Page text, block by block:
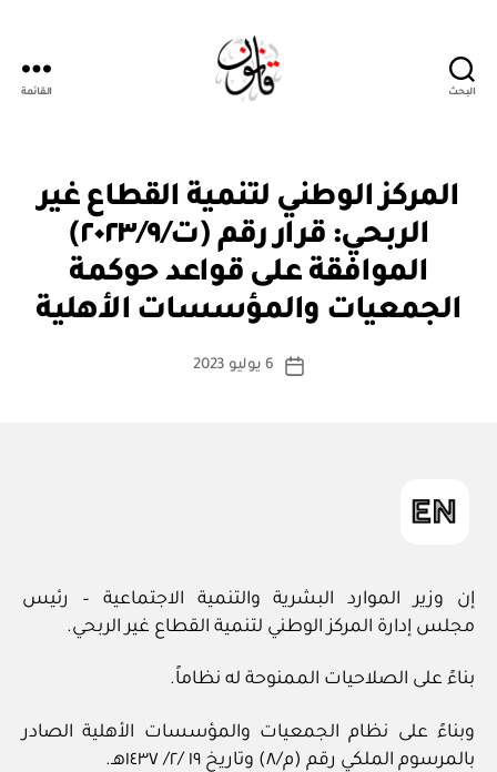
البحث القائمة
التصنيفات
المركز الوطني لتنمية القطاع غير
الربحي: قرار رقم (ت/٢٠٢٣/٩)
الموافقة على قواعد حوكمة
الجمعيات والمؤسسات الأهلية
كاتب
بو
س
ة
تاريخ
6 يوليو 2023
إن وزير الموارد البشرية والتنمية الاجتماعية – رئيس
مجلس إدارة المركز الوطني لتنمية القطاع غير الربحي.
بناءً على الصلاحيات الممنوحة له نظاماً.
وبناءً على نظام الجمعيات والمؤسسات الأهلية الصادر
بالمرسوم الملكي رقم (م/٨) وتاريخ ١٩ /٢/ ١٤٣٧هـ.